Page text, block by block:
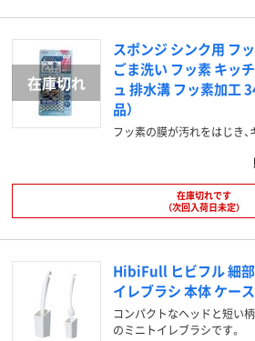
スポンジ シンク用 フ
ごま洗い フッ素 キッ
ュ 排水溝 フッ素加工
品）
フッ素の膜が汚れをはじき、
在庫切れです
（次回入荷日未定）
HibiFull ヒビフル 細
イレブラシ 本体 ケー
コンパクトなヘッドと短い
のミニトイレブラシです。